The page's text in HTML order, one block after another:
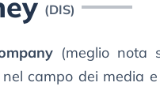
(DIS)
(meglio nota
campo dei media